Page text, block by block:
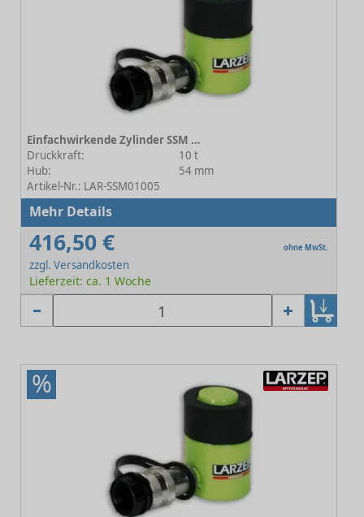
Einfachwirkende Zylinder SSM 01005
Druckkraft:
10 t
Hub:
54 mm
Artikel-Nr.: LAR-SSM01005
Mehr Details
416,50 € ohne MwSt.
zzgl. Versandkosten
Lieferzeit: ca. 1 Woche
%